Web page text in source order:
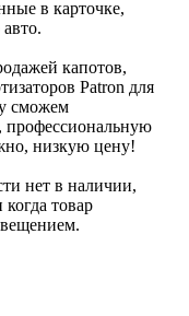
в карточке,
капотов,
Patron для
сможем
профессиональную
низкую цену!
нет в наличии,
товар